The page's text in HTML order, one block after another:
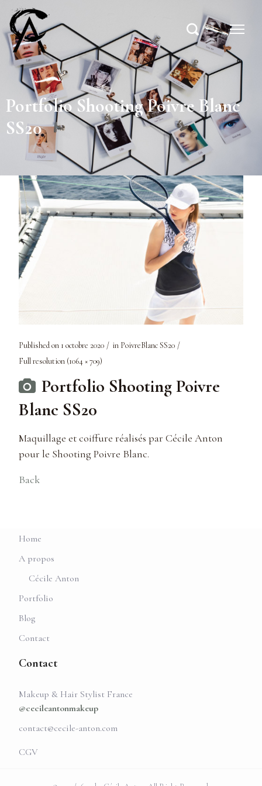
Portfolio Shooting Poivre Blanc
SS20
Published on 1 octobre 2020 in PoivreBlanc SS20
Full resolution (1064 × 709)
Portfolio Shooting Poivre
Blanc SS20
Maquillage et coiffure réalisés par Cécile Anton
pour le Shooting Poivre Blanc.
Back
Home
A propos
Cécile Anton
Portfolio
Blog
Contact
Contact
Makeup & Hair Stylist France
@cecileantonmakeup
contact@cecile-anton.com
CGV